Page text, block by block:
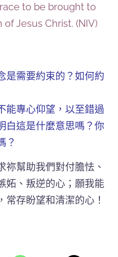
to be brought to
Jesus Christ. (NIV)
是需要約束的？如何約
能專心仰望，以至錯過
白這是什麼意思嗎？你
？
祢幫助我們對付膽怯、
妬、叛逆的心；願我能
常存盼望和清潔的心！